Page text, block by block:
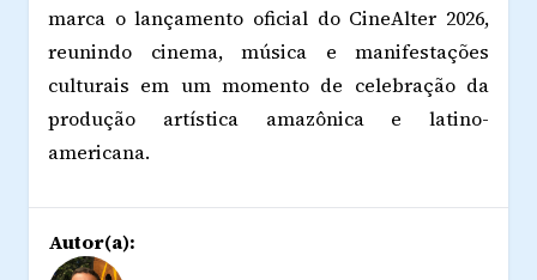
marca o lançamento oficial do CineAlter 2026,
reunindo cinema, música e manifestações
culturais em um momento de celebração da
produção artística amazônica e latino-
americana.
Autor(a):